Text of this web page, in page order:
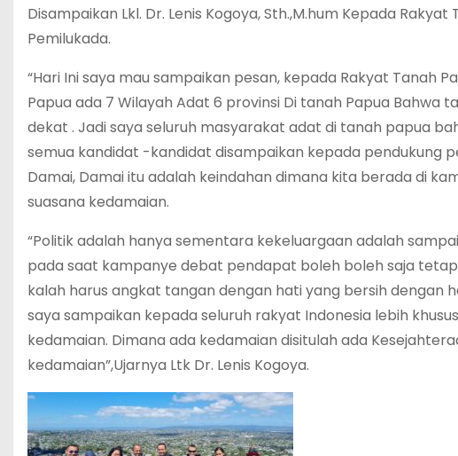
Disampaikan Lkl. Dr. Lenis Kogoya, Sth.,M.hum Kepada
Pemilukada.
“Hari Ini saya mau sampaikan pesan, kepada Rakyat Tanah
Papua ada 7 Wilayah Adat 6 provinsi Di tanah Papua Bahwa
dekat . Jadi saya seluruh masyarakat adat di tanah papua
semua kandidat -kandidat disampaikan kepada pendukung
Damai, Damai itu adalah keindahan dimana kita berada di
suasana kedamaian.
“Politik adalah hanya sementara kekeluargaan adalah
pada saat kampanye debat pendapat boleh boleh saja
kalah harus angkat tangan dengan hati yang bersih dengan
saya sampaikan kepada seluruh rakyat Indonesia lebih
kedamaian. Dimana ada kedamaian disitulah ada
kedamaian”,Ujarnya Ltk Dr. Lenis Kogoya.